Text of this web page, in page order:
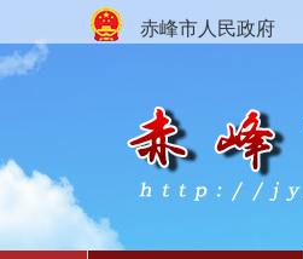
赤峰市人民政府